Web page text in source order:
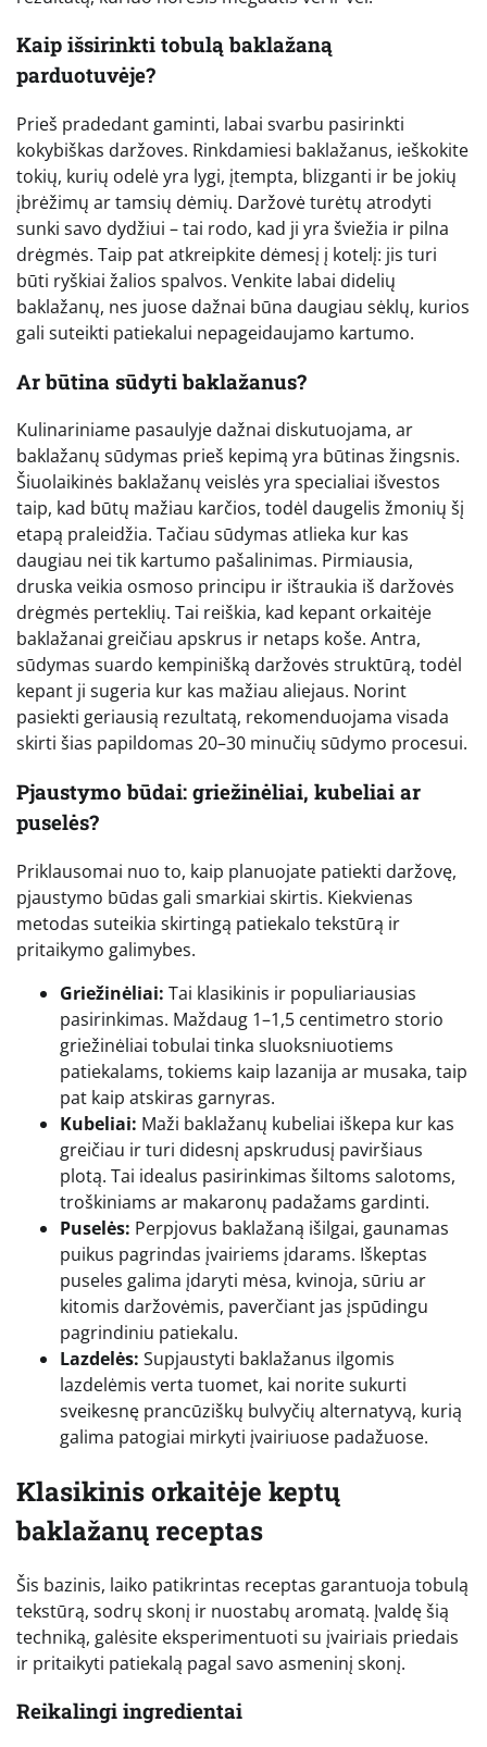
Kaip išsirinkti tobulą baklažaną
parduotuvėje?
Prieš pradedant gaminti, labai svarbu pasirinkti
kokybiškas daržoves. Rinkdamiesi baklažanus, ieškokite
tokių, kurių odelė yra lygi, įtempta, blizganti ir be jokių
įbrėžimų ar tamsių dėmių. Daržovė turėtų atrodyti
sunki savo dydžiui – tai rodo, kad ji yra šviežia ir pilna
drėgmės. Taip pat atkreipkite dėmesį į kotelį: jis turi
būti ryškiai žalios spalvos. Venkite labai didelių
baklažanų, nes juose dažnai būna daugiau sėklų, kurios
gali suteikti patiekalui nepageidaujamo kartumo.
Ar būtina sūdyti baklažanus?
Kulinariniame pasaulyje dažnai diskutuojama, ar
baklažanų sūdymas prieš kepimą yra būtinas žingsnis.
Šiuolaikinės baklažanų veislės yra specialiai išvestos
taip, kad būtų mažiau karčios, todėl daugelis žmonių šį
etapą praleidžia. Tačiau sūdymas atlieka kur kas
daugiau nei tik kartumo pašalinimas. Pirmiausia,
druska veikia osmoso principu ir ištraukia iš daržovės
drėgmės perteklių. Tai reiškia, kad kepant orkaitėje
baklažanai greičiau apskrus ir netaps koše. Antra,
sūdymas suardo kempinišką daržovės struktūrą, todėl
kepant ji sugeria kur kas mažiau aliejaus. Norint
pasiekti geriausią rezultatą, rekomenduojama visada
skirti šias papildomas 20–30 minučių sūdymo procesui.
Pjaustymo būdai: griežinėliai, kubeliai ar
puselės?
Priklausomai nuo to, kaip planuojate patiekti daržovę,
pjaustymo būdas gali smarkiai skirtis. Kiekvienas
metodas suteikia skirtingą patiekalo tekstūrą ir
pritaikymo galimybes.
Griežinėliai: Tai klasikinis ir populiariausias
pasirinkimas. Maždaug 1–1,5 centimetro storio
griežinėliai tobulai tinka sluoksniuotiems
patiekalams, tokiems kaip lazanija ar musaka, taip
pat kaip atskiras garnyras.
Kubeliai: Maži baklažanų kubeliai iškepa kur kas
greičiau ir turi didesnį apskrudusį paviršiaus
plotą. Tai idealus pasirinkimas šiltoms salotoms,
troškiniams ar makaronų padažams gardinti.
Puselės: Perpjovus baklažaną išilgai, gaunamas
puikus pagrindas įvairiems įdarams. Iškeptas
puseles galima įdaryti mėsa, kvinoja, sūriu ar
kitomis daržovėmis, paverčiant jas įspūdingu
pagrindiniu patiekalu.
Lazdelės: Supjaustyti baklažanus ilgomis
lazdelėmis verta tuomet, kai norite sukurti
sveikesnę prancūziškų bulvyčių alternatyvą, kurią
galima patogiai mirkyti įvairiuose padažuose.
Klasikinis orkaitėje keptų
baklažanų receptas
Šis bazinis, laiko patikrintas receptas garantuoja tobulą
tekstūrą, sodrų skonį ir nuostabų aromatą. Įvaldę šią
techniką, galėsite eksperimentuoti su įvairiais priedais
ir pritaikyti patiekalą pagal savo asmeninį skonį.
Reikalingi ingredientai